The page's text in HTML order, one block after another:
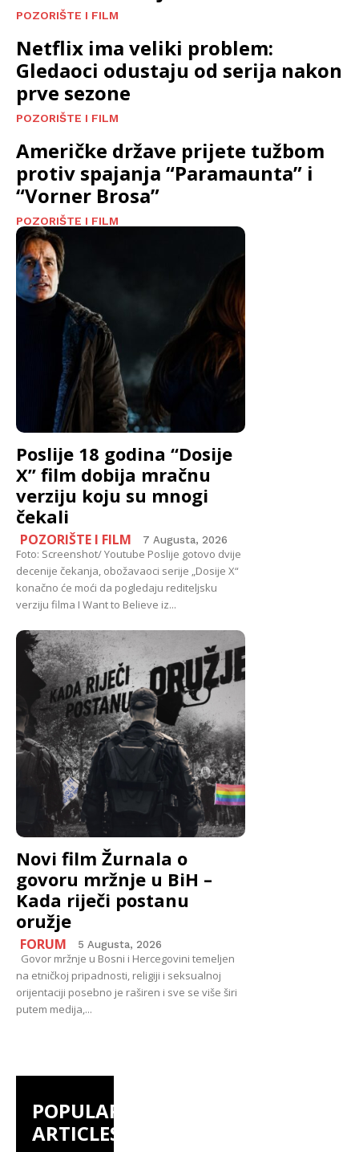
POZORIŠTE I FILM
Netflix ima veliki problem:
Gledaoci odustaju od serija nakon
prve sezone
POZORIŠTE I FILM
Američke države prijete tužbom
protiv spajanja “Paramaunta” i
“Vorner Brosa”
POZORIŠTE I FILM
Poslije 18 godina “Dosije
X” film dobija mračnu
verziju koju su mnogi
čekali
POZORIŠTE I FILM 7 Augusta, 2026
Foto: Screenshot/ Youtube Poslije gotovo dvije
decenije čekanja, obožavaoci serije „Dosije X“
konačno će moći da pogledaju rediteljsku
verziju filma I Want to Believe iz...
Novi film Žurnala o
govoru mržnje u BiH –
Kada riječi postanu
oružje
FORUM 5 Augusta, 2026
Govor mržnje u Bosni i Hercegovini temeljen
na etničkoj pripadnosti, religiji i seksualnoj
orijentaciji posebno je raširen i sve se više širi
putem medija,...
POPULAR
ARTICLES